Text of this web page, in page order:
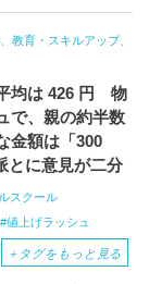
教育・スキルアップ、
均は 426 円 物
で、親の約半数
金額は「300
とに意見が二分
スクール
値上げラッシュ
＋ タグをもっと見る